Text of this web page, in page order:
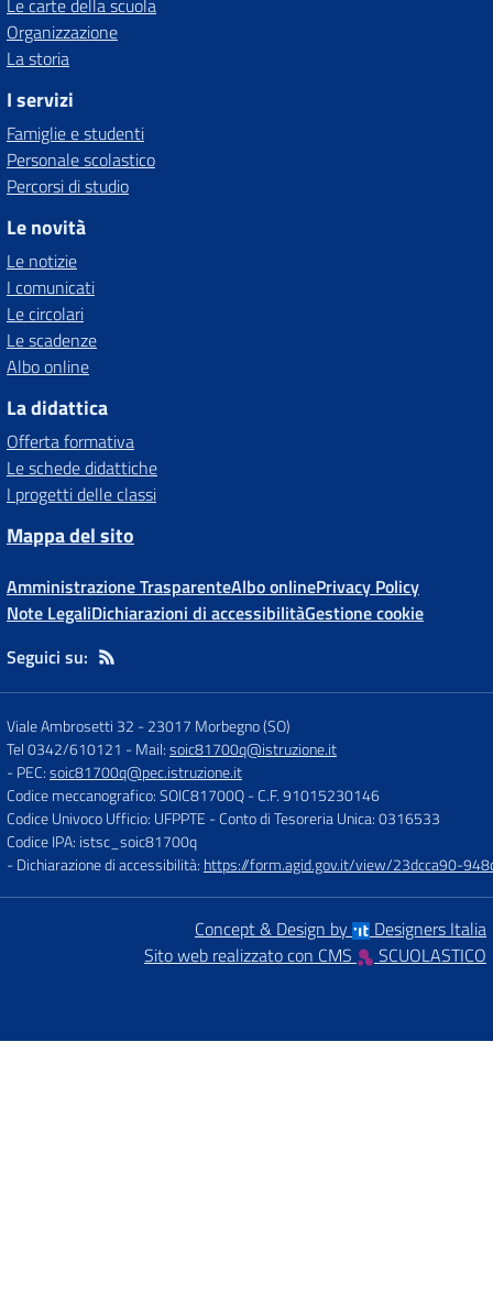
Le carte della scuola
Organizzazione
La storia
I servizi
Famiglie e studenti
Personale scolastico
Percorsi di studio
Le novità
Le notizie
I comunicati
Le circolari
Le scadenze
Albo online
La didattica
Offerta formativa
Le schede didattiche
I progetti delle classi
Mappa del sito
Amministrazione TrasparenteAlbo onlinePrivacy Policy
Note LegaliDichiarazioni di accessibilitàGestione cookie
Seguici su:
Viale Ambrosetti 32 -23017 Morbegno (SO)
Tel 0342/610121 - Mail:soic81700q@istruzione.it
- PEC:soic81700q@pec.istruzione.it
Codice meccanografico: SOIC81700Q- C.F. 91015230146
Codice Univoco Ufficio: UFPPTE - Conto di Tesoreria Unica: 0316533
Codice IPA: istsc_soic81700q
- Dichiarazione di accessibilità: https://form.agid.gov.it/view/23dcca90-
Concept & Design by
Designers Italia
Sito web realizzato con CMS
SCUOLASTICO